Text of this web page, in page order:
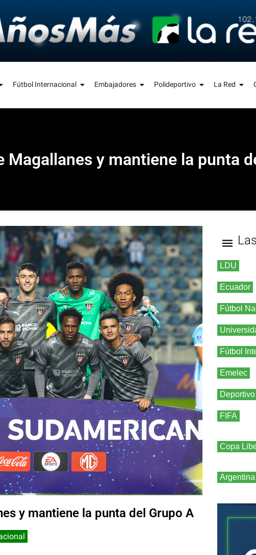
Fútbol Internacional Embajadores Polideportivo La Red
Magallanes y mantiene la punta
y mantiene la punta del Grupo A
LDU
Ecuador
Fútbol
Fútbol
Emelec
FIFA
Copa
Argentina